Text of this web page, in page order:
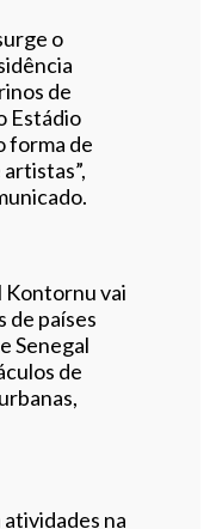
o
de
Estádio
forma de
Kontornu vai
de países
Senegal
de
atividades na